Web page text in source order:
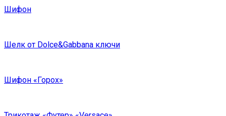
Шифон
Шелк от Dolce&Gabbana ключи
Шифон «Горох»